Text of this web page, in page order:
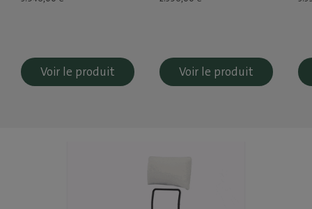
Voir le produit Voir le produit